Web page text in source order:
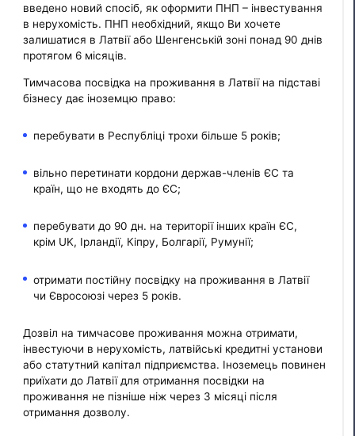
введено новий спосіб, як оформити ПНП – інвестування
в нерухомість. ПНП необхідний, якщо Ви хочете
залишатися в Латвії або Шенгенській зоні понад 90 днів
протягом 6 місяців.
Тимчасова посвідка на проживання в Латвії на підставі
бізнесу дає іноземцю право:
перебувати в Республіці трохи більше 5 років;
вільно перетинати кордони держав-членів ЄС та
країн, що не входять до ЄС;
перебувати до 90 дн. на території інших країн ЄС,
крім UK, Ірландії, Кіпру, Болгарії, Румунії;
отримати постійну посвідку на проживання в Латвії
чи Євросоюзі через 5 років.
Дозвіл на тимчасове проживання можна отримати,
інвестуючи в нерухомість, латвійські кредитні установи
або статутний капітал підприємства. Іноземець повинен
приїхати до Латвії для отримання посвідки на
проживання не пізніше ніж через 3 місяці після
отримання дозволу.